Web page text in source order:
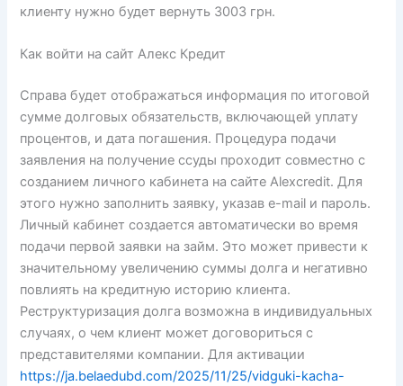
клиенту нужно будет вернуть 3003 грн.
Как войти на сайт Алекс Кредит
Справа будет отображаться информация по итоговой
сумме долговых обязательств, включающей уплату
процентов, и дата погашения. Процедура подачи
заявления на получение ссуды проходит совместно с
созданием личного кабинета на сайте Alexcredit. Для
этого нужно заполнить заявку, указав e-mail и пароль.
Личный кабинет создается автоматически во время
подачи первой заявки на займ. Это может привести к
значительному увеличению суммы долга и негативно
повлиять на кредитную историю клиента.
Реструктуризация долга возможна в индивидуальных
случаях, о чем клиент может договориться с
представителями компании. Для активации
https://ja.belaedubd.com/2025/11/25/vidguki-kacha-